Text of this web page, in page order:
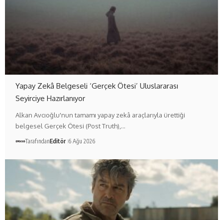
Yapay Zekâ Belgeseli ‘Gerçek Ötesi’ Uluslararası
Seyirciye Hazırlanıyor
Alkan Avcıoğlu'nun tamamı yapay zekâ araçlarıyla ürettiği
belgesel Gerçek Ötesi (Post Truth),…
TarafındanEditör 6 Ağu 2026